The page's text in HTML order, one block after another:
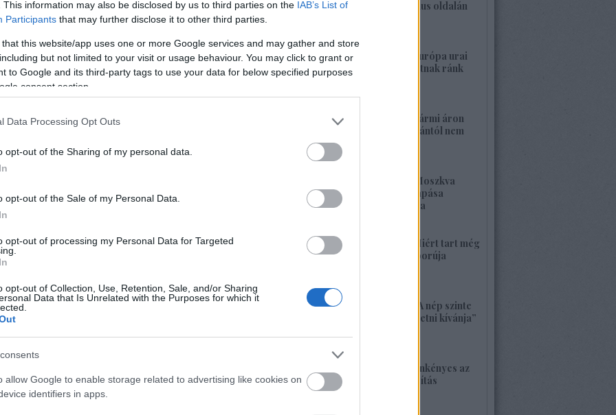
This information may also be disclosed by us to third parties on the IAB’s List of
Participants that may further disclose it to other third parties.
that this website/app uses one or more Google services and may gather and store
but not limited to your visit or usage behaviour. You may click to grant or
to Google and its third-party tags to use your data for below specified purposes
consent section.
Data Processing Opt Outs
opt-out of the Sharing of my personal data.
opt-out of the Sale of my Personal Data.
opt-out of processing my Personal Data for Targeted
opt-out of Collection, Use, Retention, Sale, and/or Sharing
Data that Is Unrelated with the Purposes for which it
allow Google to enable storage related to advertising like cookies on
identifiers in apps.
helyzettel foglalkozó cikkek csak
nem mondja meg világosan, hogy kik is
az ellensége. A felvetés jogos, hiszen aki most
a rossz oldalon – hamis kártyákkal játszik.
hogy kinek, milyen joga van arra, hogy
a felelet kínos volta miatt, a legtöbben
Vélemény) című orosz üzleti újság még 2015
hogy akkor ki kivel barátkozott, ki harcolt, ki
nyilak a szemben állásra, a zöldek az
ennek mértekkét érzékelteti. Az
a helyzet bonyolultságát. Maga a
lehetetlen feladatra vállalkoztak.
megértését segítendő, ideírom a
'ábra' szóhoz kapcsolt linkre kattint az olvasó,
a helyzetet.)
a banderista-fasizmus oldalán
1422. BEKIÁLTÁS: Európa urai
nagy háborút hozhatnak ránk
1421. BEKIÁLTÁS: Bármi áron
megszabadulni Orbántól nem
kell félnetek jó lesz!
2026. május 25. 19:37
1420. BEKIÁLTÁS: Moszkva
nagyerejű válaszcsapása
ukrajnai célpontokra
1419. BEKIÁLTÁS: Miért tart még
sokáig a Nyugat háborúja
1418. BEKIÁLTÁS: „A nép szinte
bárkit követ, aki vezetni kívánja”
1417. BEKIÁLTÁS: Önkényes az
alaptörvény-módosítás
2026. május 21. 12:45